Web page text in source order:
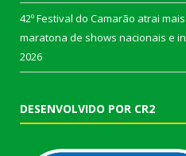
42º Festival do Camarão atrai
maratona de shows nacionais e
2026
DESENVOLVIDO POR CR2